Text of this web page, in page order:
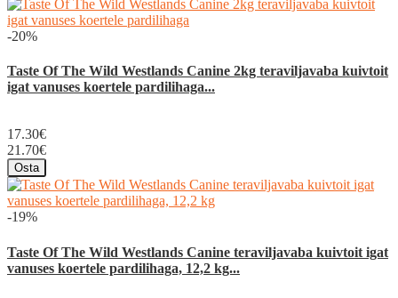
-20%
Taste Of The Wild Westlands Canine 2kg teraviljavaba kuivtoit
igat vanuses koertele pardilihaga...
17.30€
21.70€
Osta
-19%
Taste Of The Wild Westlands Canine teraviljavaba kuivtoit igat
vanuses koertele pardilihaga, 12,2 kg...